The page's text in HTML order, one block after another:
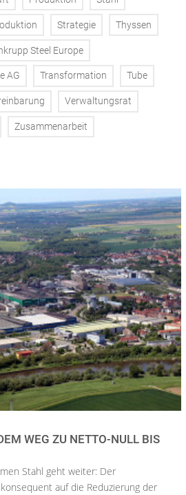
Strategie Thyssen
Steel Europe
AG Transformation Tube
Verwaltungsrat
Zusammenarbeit
WEG ZU NETTO-NULL BIS
Stahl geht weiter: Der
auf die Reduzierung der